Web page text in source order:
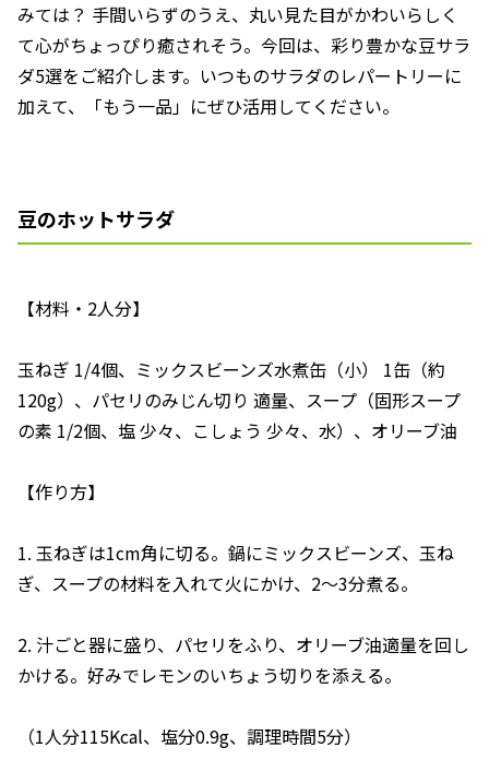
みては？ 手間いらずのうえ、丸い見た目がかわいらしく
て心がちょっぴり癒されそう。今回は、彩り豊かな豆サラ
ダ5選をご紹介します。いつものサラダのレパートリーに
加えて、「もう一品」にぜひ活用してください。
豆のホットサラダ
【材料・2人分】
玉ねぎ 1/4個、ミックスビーンズ水煮缶（小） 1缶（約
120g）、パセリのみじん切り 適量、スープ（固形スープ
の素 1/2個、塩 少々、こしょう 少々、水）、オリーブ油
【作り方】
1. 玉ねぎは1cm角に切る。鍋にミックスビーンズ、玉ね
ぎ、スープの材料を入れて火にかけ、2～3分煮る。
2. 汁ごと器に盛り、パセリをふり、オリーブ油適量を回し
かける。好みでレモンのいちょう切りを添える。
（1人分115Kcal、塩分0.9g、調理時間5分）